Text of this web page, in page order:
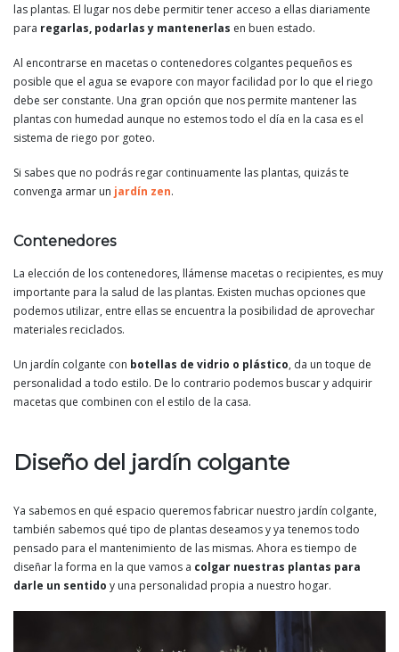
las plantas. El lugar nos debe permitir tener acceso a ellas diariamente
para regarlas, podarlas y mantenerlas en buen estado.
Al encontrarse en macetas o contenedores colgantes pequeños es
posible que el agua se evapore con mayor facilidad por lo que el riego
debe ser constante. Una gran opción que nos permite mantener las
plantas con humedad aunque no estemos todo el día en la casa es el
sistema de riego por goteo.
Si sabes que no podrás regar continuamente las plantas, quizás te
convenga armar un jardín zen.
Contenedores
La elección de los contenedores, llámense macetas o recipientes, es muy
importante para la salud de las plantas. Existen muchas opciones que
podemos utilizar, entre ellas se encuentra la posibilidad de aprovechar
materiales reciclados.
Un jardín colgante con botellas de vidrio o plástico, da un toque de
personalidad a todo estilo. De lo contrario podemos buscar y adquirir
macetas que combinen con el estilo de la casa.
Diseño del jardín colgante
Ya sabemos en qué espacio queremos fabricar nuestro jardín colgante,
también sabemos qué tipo de plantas deseamos y ya tenemos todo
pensado para el mantenimiento de las mismas. Ahora es tiempo de
diseñar la forma en la que vamos a colgar nuestras plantas para
darle un sentido y una personalidad propia a nuestro hogar.